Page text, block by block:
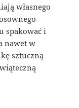
własnego
spakować i
nawet w
sztuczną